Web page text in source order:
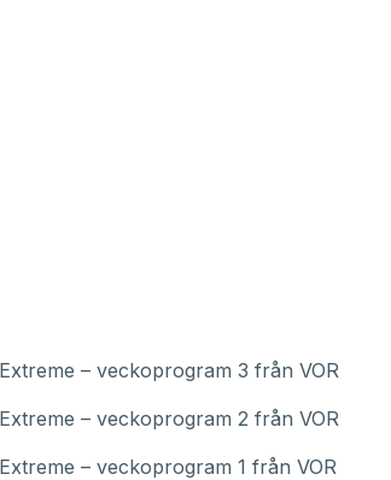
– veckoprogram 3 från VOR
– veckoprogram 2 från VOR
– veckoprogram 1 från VOR